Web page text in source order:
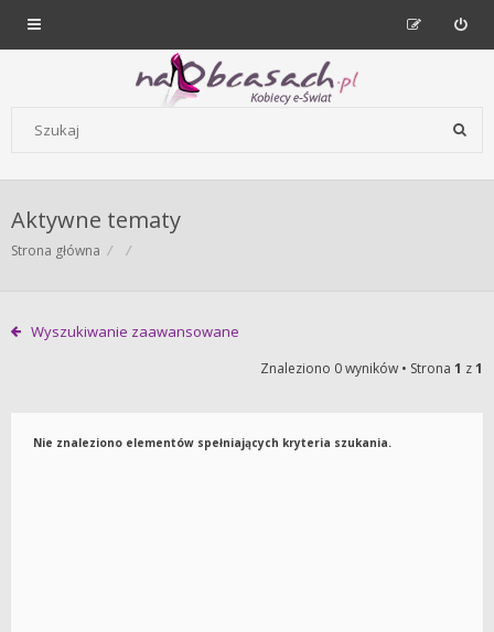
Forum dla kobiet | NaObcasach.pl
Aktywne tematy
Strona główna
Wyszukiwanie zaawansowane
Znaleziono 0 wyników • Strona 1 z1
Nie znaleziono elementów spełniających kryteria szukania.